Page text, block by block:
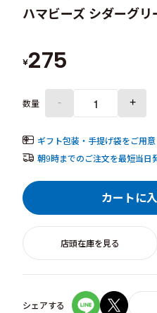
ハマビーズ シダーグリ
¥275
数量 - +
ギフト包装・手提げ袋をご用意
朝9時までのご注文を最短当日
カートに
店頭在庫を見る
シェアする